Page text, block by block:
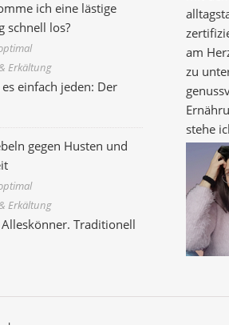
ich eine lästige
schnell los?
Erkältung
einfach jeden: Der
gegen Husten und
Erkältung
Traditionell
am
zu
stehe